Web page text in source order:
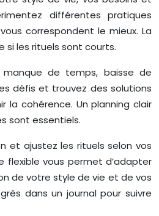
différentes pratiques
correspondent le mieux. La
si les rituels sont courts.
de temps, baisse de
défis et trouvez des solutions
la cohérence. Un planning clair
sont essentiels.
et ajustez les rituels selon vos
flexible vous permet d’adapter
de votre style de vie et de vos
dans un journal pour suivre